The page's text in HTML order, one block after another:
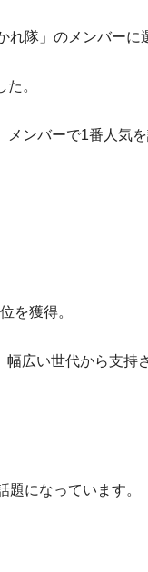
隊」のメンバーに
。
ンバーで1番人気を
を獲得。
広い世代から支持
になっています。